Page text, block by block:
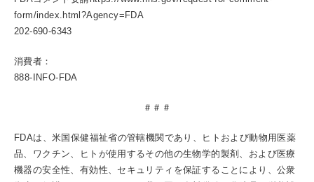
form/index.html?Agency=FDA
202-690-6343
消費者：
888-INFO-FDA
＃＃＃
FDAは、米国保健福祉省の管轄機関であり、ヒトおよび動物用医薬
品、ワクチン、ヒトが使用するその他の生物学的製剤、および医療
機器の安全性、有効性、セキュリティを保証することにより、公衆